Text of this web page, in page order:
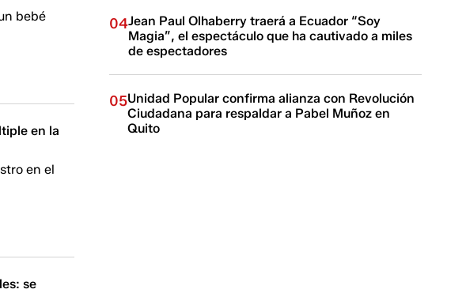
bebé
en la
en el
se
04Jean Paul Olhaberry traerá a Ecuador “Soy
Magia”, el espectáculo que ha cautivado a miles
de espectadores
05Unidad Popular confirma alianza con Revolución
Ciudadana para respaldar a Pabel Muñoz en
Quito